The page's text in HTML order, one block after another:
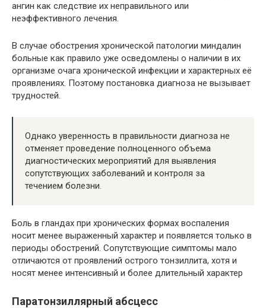
ангин как следствие их неправильного или
неэффективного лечения.
В случае обострения хронической патологии миндалин
больные как правило уже осведомлены о наличии в их
организме очага хронической инфекции и характерных её
проявлениях. Поэтому постановка диагноза не вызывает
трудностей.
Однако уверенность в правильности диагноза не
отменяет проведение полноценного объема
диагностических мероприятий для выявления
сопутствующих заболеваний и контроля за
течением болезни.
Боль в гландах при хронических формах воспаления
носит менее выраженный характер и появляется только в
периоды обострений. Сопутствующие симптомы мало
отличаются от проявлений острого тонзиллита, хотя и
носят менее интенсивный и более длительный характер
Паратонзиллярный абсцесс